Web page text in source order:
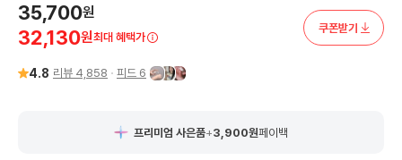
35,700원
32,130원최대 혜택가
쿠폰받기
4.8 리뷰 4,858 피드 6
프리미엄 사은품+3,900원페이백